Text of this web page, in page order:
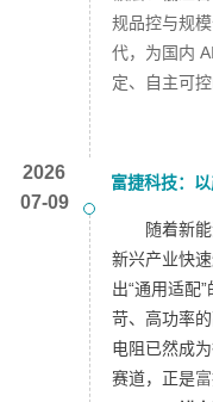
规品控与规
代，为国内
定、自主可
2026
07-09
富捷科技：
随着新
新兴产业快
出“通用适配
苛、高功率
电阻已然成
赛道，正是